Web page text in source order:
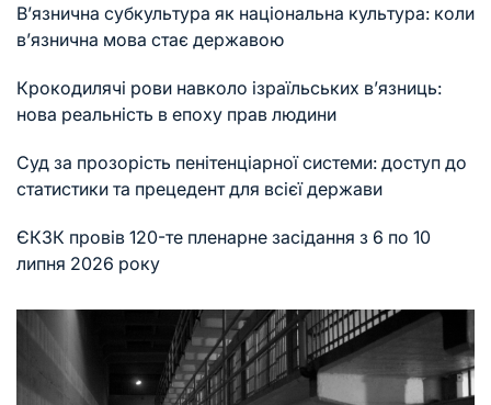
В’язнична субкультура як національна культура: коли
в’язнична мова стає державою
Крокодилячі рови навколо ізраїльських в’язниць:
нова реальність в епоху прав людини
Суд за прозорість пенітенціарної системи: доступ до
статистики та прецедент для всієї держави
ЄКЗК провів 120-те пленарне засідання з 6 по 10
липня 2026 року